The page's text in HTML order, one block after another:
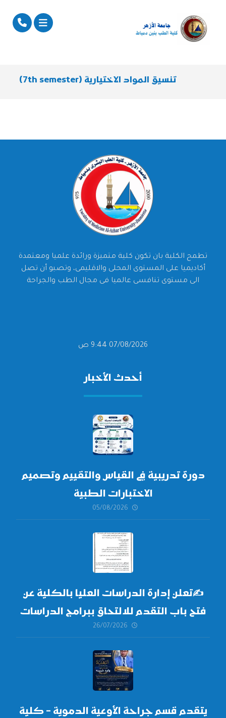
تنسيق المواد الاختيارية (7th semester)
تطمح الكلية بان تكون كلية متميزة ورائدة علميا ومعتمدة
أكاديميا على المستوى المحلى والاقليمى، وتصبو أن تصل
الى مستوى تنافسى عالميا فى مجال الطب والجراحة
07/08/2026 9:44 ص
أحدث الأخبار
دورة تدريبية في القياس والتقييم وتصميم
الاختبارات الطبية
05/08/2026
✍تعلن إدارة الدراسات العليا بالكلية عن
فتح باب التقدم للالتحاق ببرامج الدراسات
العليا لدورة
أكتوبر 2026،
26/07/2026
يتقدم قسم جراحة الأوعية الدموية – كلية